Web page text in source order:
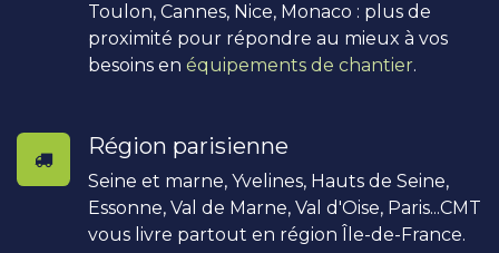
Toulon, Cannes, Nice, Monaco : plus de
proximité pour répondre au mieux à vos
besoins en équipements de chantier.
Région parisienne
Seine et marne, Yvelines, Hauts de Seine,
Essonne, Val de Marne, Val d'Oise, Paris...CMT
vous livre partout en région Île-de-France.